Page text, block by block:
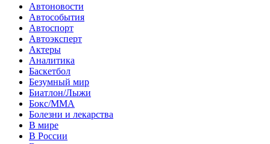
Автоновости
Автособытия
Автоспорт
Автоэксперт
Актеры
Аналитика
Баскетбол
Безумный мир
Биатлон/Лыжи
Бокс/MMA
Болезни и лекарства
В мире
В России